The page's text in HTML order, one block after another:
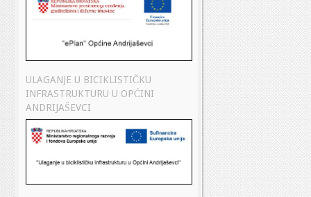
ULAGANJE U BICIKLISTIČKU
INFRASTRUKTURU U OPĆINI
ANDRIJAŠEVCI